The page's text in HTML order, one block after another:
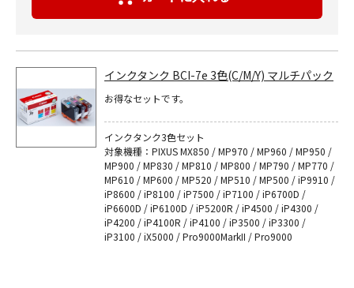
インクタンク BCI-7e 3色(C/M/Y) マルチパック
お得なセットです。
インクタンク3色セット
対象機種：PIXUS MX850 / MP970 / MP960 / MP950 /
MP900 / MP830 / MP810 / MP800 / MP790 / MP770 /
MP610 / MP600 / MP520 / MP510 / MP500 / iP9910 /
iP8600 / iP8100 / iP7500 / iP7100 / iP6700D /
iP6600D / iP6100D / iP5200R / iP4500 / iP4300 /
iP4200 / iP4100R / iP4100 / iP3500 / iP3300 /
iP3100 / iX5000 / Pro9000MarkII / Pro9000